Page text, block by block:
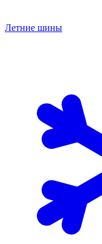
Летние шины